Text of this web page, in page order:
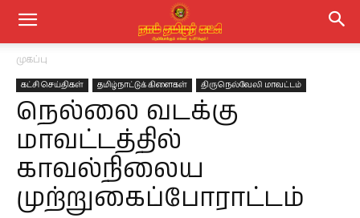
முகப்பு
கட்சி செய்திகள் தமிழ்நாட்டுக் கிளைகள் திருநெல்வேலி மாவட்டம்
நெல்லை வடக்கு
மாவட்டத்தில்
காவல்நிலைய
முற்றுகைப்போராட்டம்